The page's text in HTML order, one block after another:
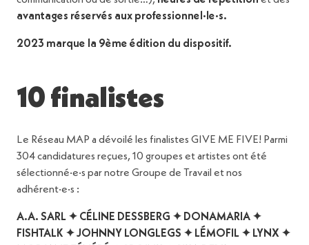
avantages réservés aux professionnel·le·s.
2023 marque la 9ème édition du dispositif.
10 finalistes
Le Réseau MAP a dévoilé les finalistes GIVE ME FIVE! Parmi
304 candidatures reçues, 10 groupes et artistes ont été
sélectionné·e·s par notre Groupe de Travail et nos
adhérent·e·s :
A.A. SARL ✦ CÉLINE DESSBERG ✦ DONAMARIA ✦
FISHTALK ✦ JOHNNY LONGLEGS ✦ LÉMOFIL ✦ LYNX ✦